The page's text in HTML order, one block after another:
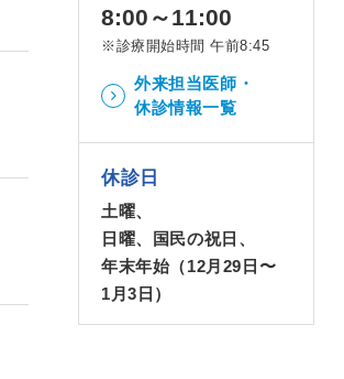
8:00～11:00
※診療開始時間 午前8:45
外来担当医師・
休診情報一覧
休診日
土曜、
日曜、国民の祝日、
年末年始（12月29日〜
1月3日）